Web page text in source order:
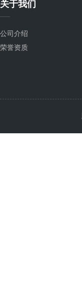
关于我们
公司介绍
荣誉资质